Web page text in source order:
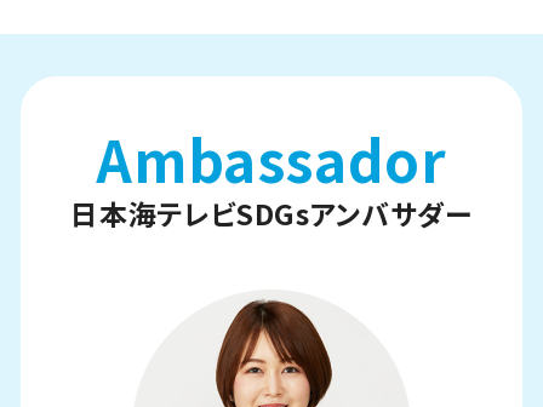
Ambassador
日本海テレビSDGsアンバサダー